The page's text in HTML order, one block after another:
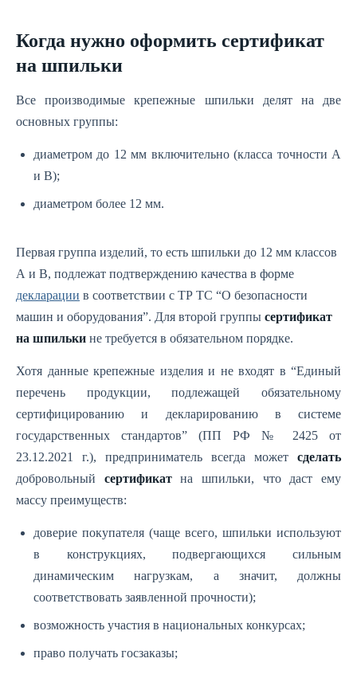
Когда нужно оформить сертификат
на шпильки
Все производимые крепежные шпильки делят на две
основных группы:
диаметром до 12 мм включительно (класса точности А
и В);
диаметром более 12 мм.
Первая группа изделий, то есть шпильки до 12 мм классов
А и В, подлежат подтверждению качества в форме
декларации в соответствии с ТР ТС “О безопасности
машин и оборудования”. Для второй группы сертификат
на шпильки не требуется в обязательном порядке.
Хотя данные крепежные изделия и не входят в “Единый
перечень продукции, подлежащей обязательному
сертифицированию и декларированию в системе
государственных стандартов” (ПП РФ № 2425 от
23.12.2021 г.), предприниматель всегда может сделать
добровольный сертификатна шпильки, что даст ему
массу преимуществ:
доверие покупателя (чаще всего, шпильки используют
в конструкциях, подвергающихся сильным
динамическим нагрузкам, а значит, должны
соответствовать заявленной прочности);
возможность участия в национальных конкурсах;
право получать госзаказы;